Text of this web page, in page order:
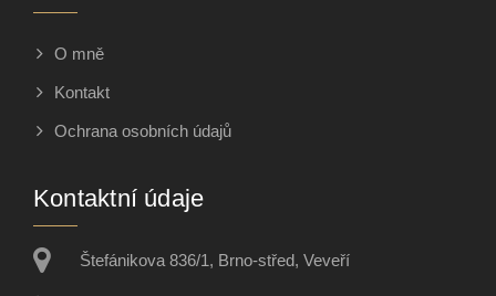
O mně
Kontakt
Ochrana osobních údajů
Kontaktní údaje
Štefánikova 836/1, Brno-střed, Veveří